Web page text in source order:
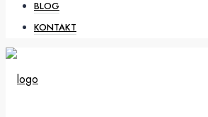
BLOG
KONTAKT